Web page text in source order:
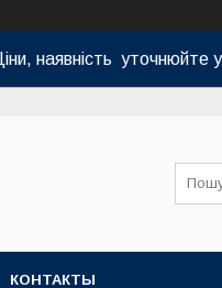
наявність
КОНТАКТЫ